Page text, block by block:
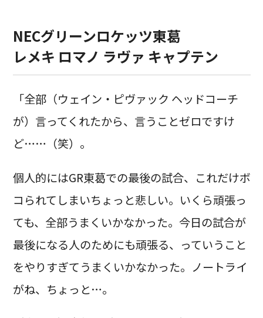
NECグリーンロケッツ東葛
レメキ ロマノ ラヴァ キャプテン
「全部（ウェイン・ピヴァック ヘッドコーチ
が）言ってくれたから、言うことゼロですけ
ど……（笑）。
個人的にはGR東葛での最後の試合、これだけボ
コられてしまいちょっと悲しい。いくら頑張っ
ても、全部うまくいかなかった。今日の試合が
最後になる人のためにも頑張る、っていうこと
をやりすぎてうまくいかなかった。ノートライ
がね、ちょっと…。